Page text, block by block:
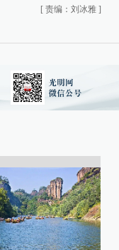
[ 责编：刘冰雅 ]